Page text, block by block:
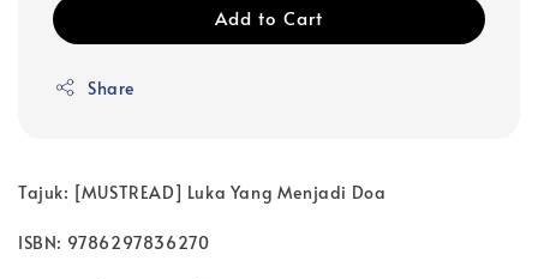
Add to Cart
Share
Tajuk: [MUSTREAD] Luka Yang Menjadi Doa
ISBN: 9786297836270